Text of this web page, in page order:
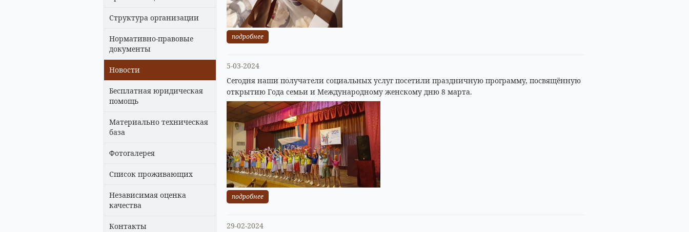
Структура организации
Нормативно-правовые
документы
Новости
Бесплатная юридическая
помощь
Материально техническая
база
Фотогалерея
Список проживающих
Независимая оценка
качества
Контакты
подробнее
5-03-2024
Сегодня наши получатели социальных услуг посетили праздничную программу, посвящённую
открытию Года семьи и Международному женскому дню 8 марта.
подробнее
29-02-2024